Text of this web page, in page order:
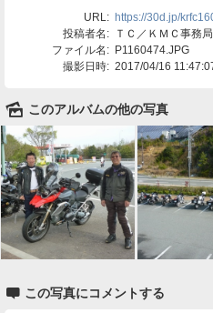
URL: https://30d.jp/
投稿者名:
ＴＣ／ＫＭＣ事務局
ファイル名: P1160474.JPG
撮影日時: 2017/04/16
🌄 このアルバムの他の写真
 この写真にコメントする